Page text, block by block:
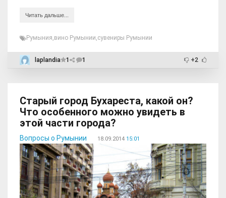
Читать дальше...
Румыния,вино Румынии,сувениры Румынии
laplandia 1 1 +2
Старый город Бухареста, какой он?
Что особенного можно увидеть в
этой части города?
Вопросы о Румынии 18.09.2014 15:01